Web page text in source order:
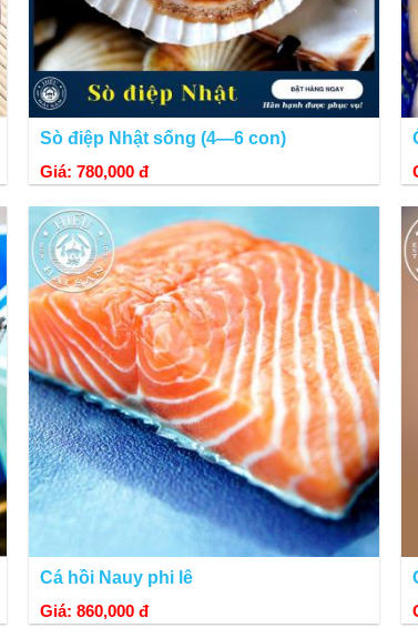
Sò điệp Nhật sống (4—6 con)
Giá: 780,000 đ
Cá hồi Nauy phi lê
Giá: 860,000 đ